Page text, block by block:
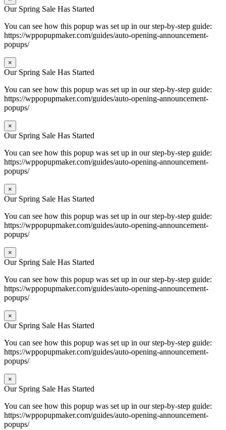
Our Spring Sale Has Started
You can see how this popup was set up in our step-by-step guide:
https://wppopupmaker.com/guides/auto-opening-announcement-
popups/
×
Our Spring Sale Has Started
You can see how this popup was set up in our step-by-step guide:
https://wppopupmaker.com/guides/auto-opening-announcement-
popups/
×
Our Spring Sale Has Started
You can see how this popup was set up in our step-by-step guide:
https://wppopupmaker.com/guides/auto-opening-announcement-
popups/
×
Our Spring Sale Has Started
You can see how this popup was set up in our step-by-step guide:
https://wppopupmaker.com/guides/auto-opening-announcement-
popups/
×
Our Spring Sale Has Started
You can see how this popup was set up in our step-by-step guide:
https://wppopupmaker.com/guides/auto-opening-announcement-
popups/
×
Our Spring Sale Has Started
You can see how this popup was set up in our step-by-step guide:
https://wppopupmaker.com/guides/auto-opening-announcement-
popups/
×
Our Spring Sale Has Started
You can see how this popup was set up in our step-by-step guide:
https://wppopupmaker.com/guides/auto-opening-announcement-
popups/